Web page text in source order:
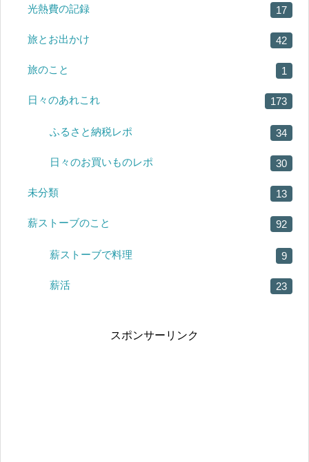
光熱費の記録 17
旅とお出かけ 42
旅のこと 1
日々のあれこれ 173
ふるさと納税レポ 34
日々のお買いものレポ 30
未分類 13
薪ストーブのこと 92
薪ストーブで料理 9
薪活 23
スポンサーリンク